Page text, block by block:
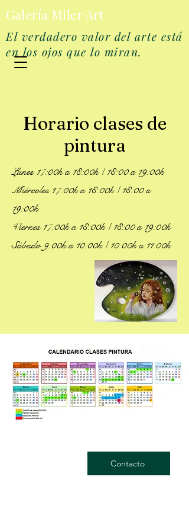
El verdadero valor del arte está
en los ojos que lo miran.
Galería Miler Art
Horario clases de
pintura
Lunes 17:00h a 18:00h / 18:00 a 19:00h
Miércoles 17:00h a 18:00h / 18:00 a
19:00h
Viernes 17:00h a 18:00h / 18:00 a 19:00h
Sábado 9:00h a 10:00h / 10:00h a 11:00h
Contacto